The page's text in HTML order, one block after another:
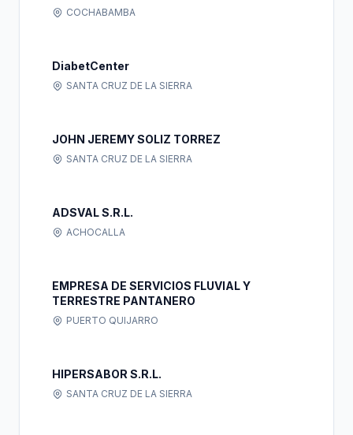
COCHABAMBA
DiabetCenter
SANTA CRUZ DE LA SIERRA
JOHN JEREMY SOLIZ TORREZ
SANTA CRUZ DE LA SIERRA
ADSVAL S.R.L.
ACHOCALLA
EMPRESA DE SERVICIOS FLUVIAL Y
TERRESTRE PANTANERO
PUERTO QUIJARRO
HIPERSABOR S.R.L.
SANTA CRUZ DE LA SIERRA